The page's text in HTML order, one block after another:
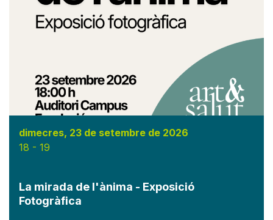
dimecres, 23 de setembre de 2026
18 - 19
La mirada de l'ànima - Exposició
Fotogràfica